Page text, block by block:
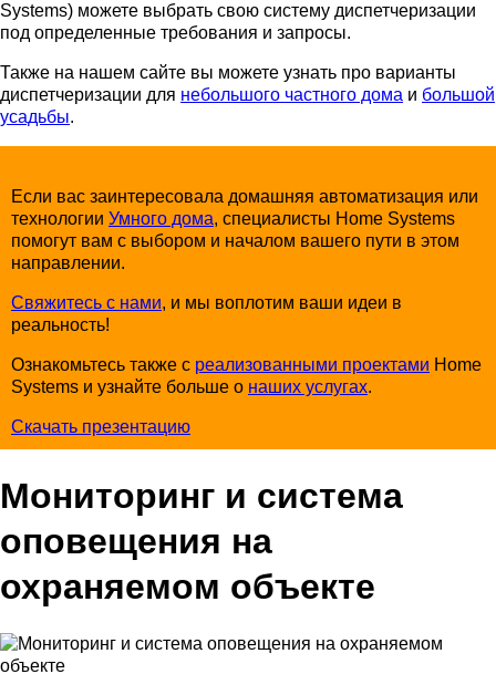
Systems) можете выбрать свою систему диспетчеризации
под определенные требования и запросы.
Также на нашем сайте вы можете узнать про варианты
диспетчеризации для небольшого частного дома и большой
усадьбы.
Если вас заинтересовала домашняя автоматизация или
технологии Умного дома, специалисты Home Systems
помогут вам с выбором и началом вашего пути в этом
направлении.
Свяжитесь с нами, и мы воплотим ваши идеи в
реальность!
Ознакомьтесь также с реализованными проектами Home
Systems и узнайте больше о наших услугах.
Скачать презентацию
Мониторинг и система
оповещения на
охраняемом объекте